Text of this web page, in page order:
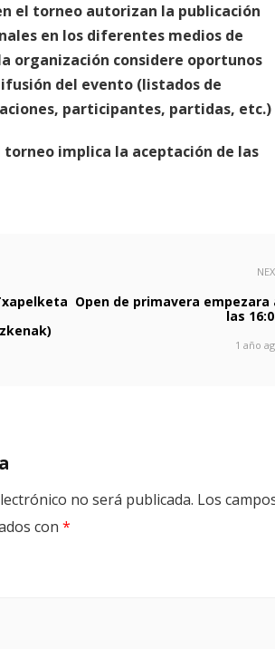
el torneo autorizan la publicación
en los diferentes medios de
organización considere oportunos
del evento (listados de
participantes, partidas, etc.)
torneo implica la aceptación de las
Open de primavera empezara
las
1 año
no será publicada. Los
con *